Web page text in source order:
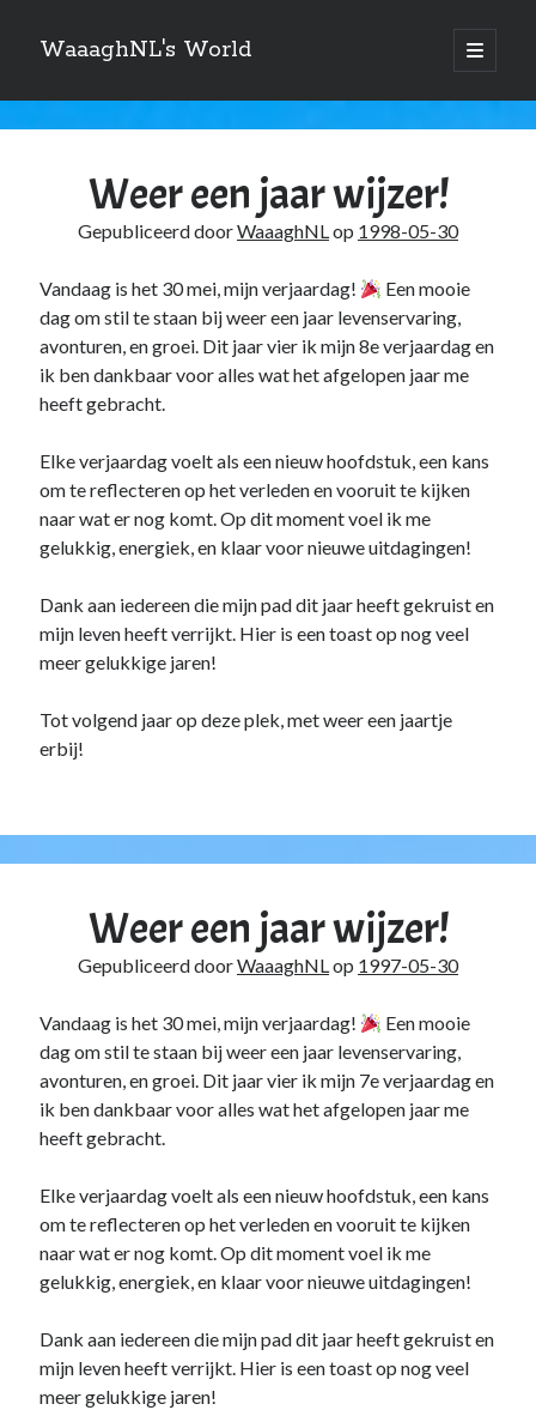
WaaaghNL's World
open
primair
Zijbalk
Over mij
Mauris imperdiet, urna mi, gravida sod ales. [tooltip hint=”Donec nisl ac
turpis”]Vivamus hendrerit[/tooltip] nulla erat ornare tortor in
vestibulum id.
Categories
Duiken(7)
Tech(39)
3D Printen (2)
Google(2)
Drive(1)
Home Assistant
HPE ProLiant(1)
ISP(1)
Active Directory(3)
Edge
Entra ID(1)
Outlook(1)
Power Apps(1)
PowerShell(1)
Sharepoint(1)
Windows 10(3)
Windows Server 2019(4)
Windows Server 2022(1)
PFSense (1)
Proxmox(3)
Software(1)
Tools(1)
World
Berichten
Weer een jaar wijzer!
Gepubliceerd doorWaaaghNLop 1998-05-30
Vandaag is het 30 mei, mijn verjaardag!
Een mooie
dag om stil te staan bij weer een jaar levenservaring,
avonturen, en groei. Dit jaar vier ik mijn 8e verjaardag en
ik ben dankbaar voor alles wat het afgelopen jaar me
heeft gebracht.
Elke verjaardag voelt als een nieuw hoofdstuk, een kans
om te reflecteren op het verleden en vooruit te kijken
naar wat er nog komt. Op dit moment voel ik me
gelukkig, energiek, en klaar voor nieuwe uitdagingen!
Dank aan iedereen die mijn pad dit jaar heeft gekruist en
mijn leven heeft verrijkt. Hier is een toast op nog veel
meer gelukkige jaren!
Tot volgend jaar op deze plek, met weer een jaartje
erbij!
Weer een jaar wijzer!
Gepubliceerd doorWaaaghNLop 1997-05-30
Vandaag is het 30 mei, mijn verjaardag!
Een mooie
dag om stil te staan bij weer een jaar levenservaring,
avonturen, en groei. Dit jaar vier ik mijn 7e verjaardag en
ik ben dankbaar voor alles wat het afgelopen jaar me
heeft gebracht.
Elke verjaardag voelt als een nieuw hoofdstuk, een kans
om te reflecteren op het verleden en vooruit te kijken
naar wat er nog komt. Op dit moment voel ik me
gelukkig, energiek, en klaar voor nieuwe uitdagingen!
Dank aan iedereen die mijn pad dit jaar heeft gekruist en
mijn leven heeft verrijkt. Hier is een toast op nog veel
meer gelukkige jaren!